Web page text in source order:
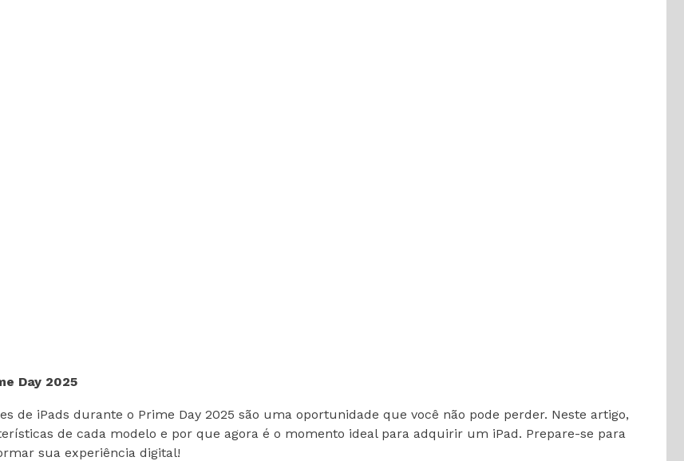
Day 2025
de iPads durante o Prime Day 2025 são uma oportunidade que você não pode perder. Neste artigo,
de cada modelo e por que agora é o momento ideal para adquirir um iPad. Prepare-se para
sua experiência digital!